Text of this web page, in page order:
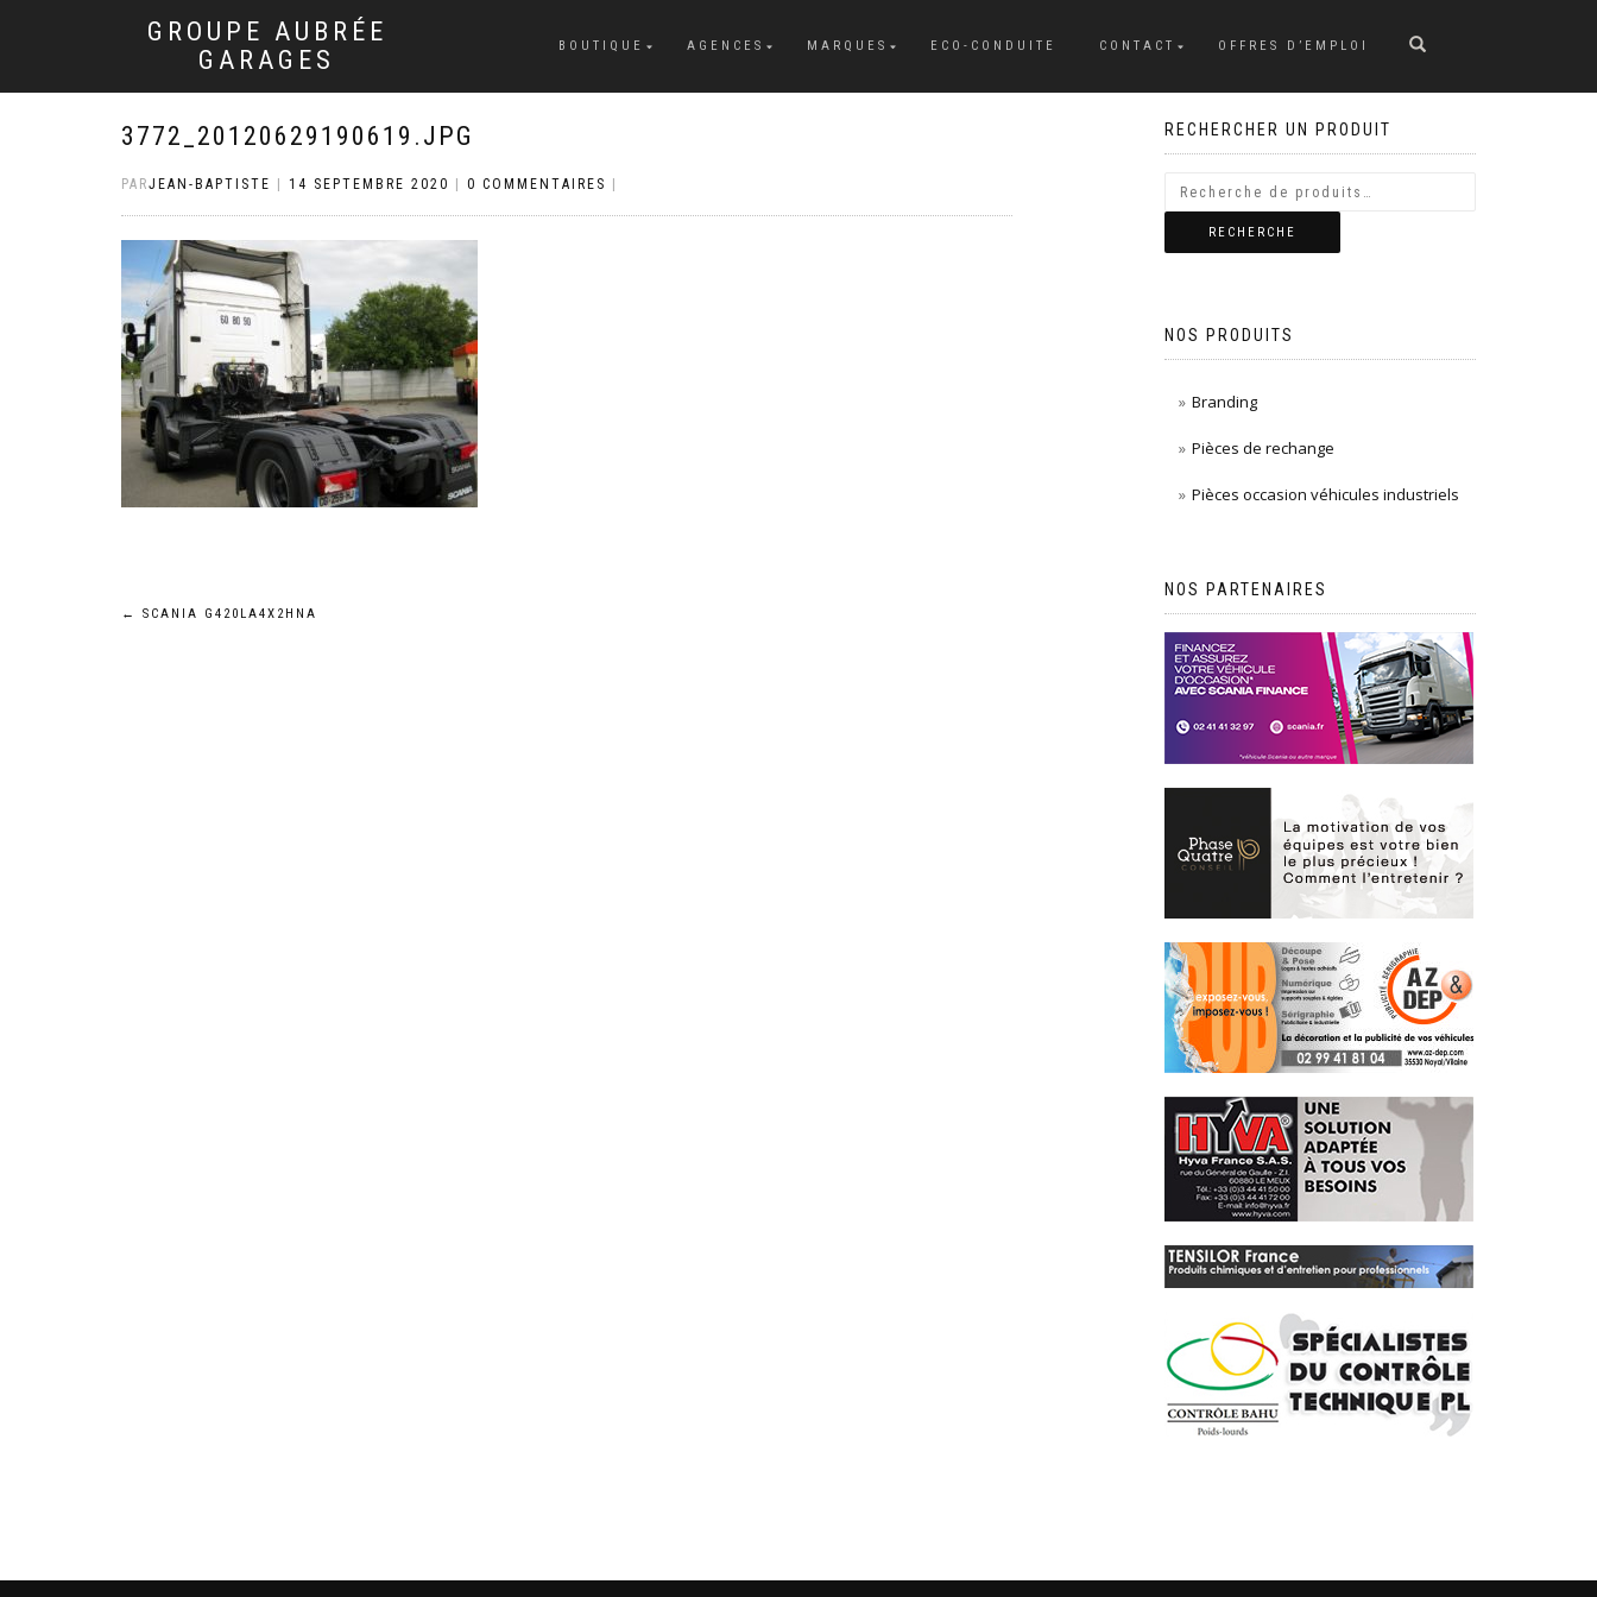
GROUPE AUBRÉE
GARAGES
BOUTIQUE AGENCES MARQUES ECO-CONDUITE CONTACT OFFRES D’EMPLOI
3772_20120629190619.JPG
PARJEAN-BAPTISTE 14 SEPTEMBRE 2020 0 COMMENTAIRES
Navigation
← SCANIA G420LA4X2HNA
RECHERCHER UN PRODUIT
RECHERCHE
NOS PRODUITS
Branding
Pièces de rechange
Pièces occasion véhicules industriels
NOS PARTENAIRES